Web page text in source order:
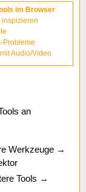
im Browser
inspizieren
Probleme
Audio/Video
an
Werkzeuge →
Tools →